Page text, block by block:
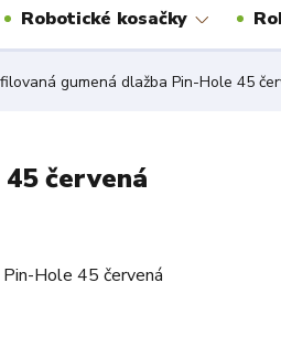
Robotické kosačky
gumená dlažba Pin-Hole 45
červená